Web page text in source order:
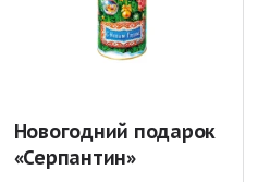
Новогодний подарок
«Серпантин»